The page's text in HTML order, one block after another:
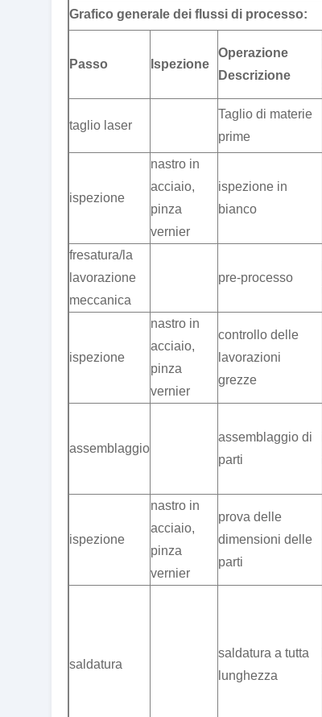
Grafico generale dei flussi di processo:
Passo Ispezione
Operazione
Descrizione
taglio laser
Taglio di materie
prime
ispezione
nastro in
acciaio,
pinza
vernier
ispezione in
bianco
fresatura/la
lavorazione
meccanica
pre-processo
ispezione
nastro in
acciaio,
pinza
vernier
controllo delle
lavorazioni
grezze
assemblaggio
assemblaggio di
parti
ispezione
nastro in
acciaio,
pinza
vernier
prova delle
dimensioni delle
parti
saldatura
saldatura a tutta
lunghezza